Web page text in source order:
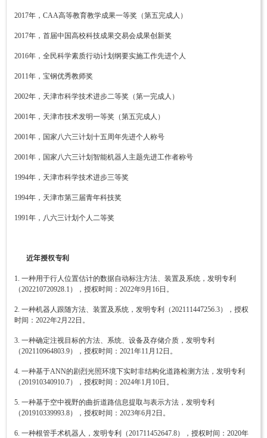
2017年，CAA高等教育教学成果一等奖（第五完成人）
2017年，首届中国高校科技成果交易会成果创新奖
2016年，全民科学素质行动计划纲要实施工作先进个人
2011年，宝钢优秀教师奖
2002年，天津市科学技术进步二等奖（第一完成人）
2001年，天津市技术发明一等奖（第五完成人）
2001年，国家八六三计划十五周年先进个人称号
2001年，国家八六三计划智能机器人主题先进工作者称号
1994年，天津市科学技术进步三等奖
1994年，天津市第三届青年科技奖
1991年，八六三计划个人二等奖
近年授权专利
1. 一种用于行人位置估计的数据自动标注方法、装置及系统，发明专利
（202210720928.1），授权时间：2022年9月16日。
2. 一种机器人跟随方法、装置及系统，发明专利（202111447256.3），授权
时间：2022年2月22日。
3. 一种确定注视目标的方法、系统、设备及存储介质，发明专利
（202110964803.9），授权时间：2021年11月12日。
4. 一种基于ANN的剧烈光照环境下实时非结构化道路检测方法，发明专利
（201910340910.7），授权时间：2024年1月10日。
5. 一种基于空中视野的曲折道路信息提取与表示方法，发明专利
（201910339993.8），授权时间：2023年6月2日。
6. 一种根管手术机器人，发明专利（201711452647.8），授权时间：2020年